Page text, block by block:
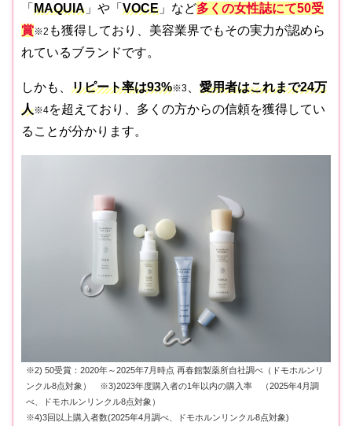
「 MAQUIA 」や「 VOCE 」など多くの女性誌にて50受
賞※2 も獲得しており、美容業界でもその実力が認めら
れているブランドです。
しかも、 リピート率は93%※3
愛用者はこれまで24万
人※4を超えており、多くの方からの信頼を獲得してい
ることが分かります。
※2) 50受賞：2020年～2025年7月時点 再春館製薬所自社調べ（ドモホルンリ
ンクル8点対象） ※3)2023年度購入者の1年以内の購入率 （2025年4月調
べ、ドモホルンリンクル8点対象）
※4)3回以上購入者数(2025年4月調べ、ドモホルンリンクル8点対象)